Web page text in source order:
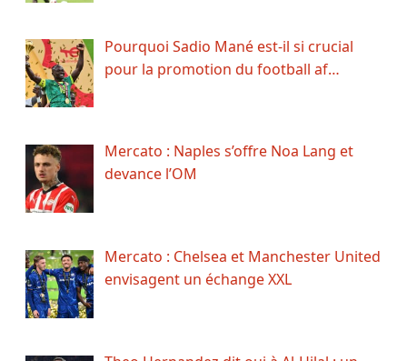
Pourquoi Sadio Mané est-il si crucial
pour la promotion du football af…
Mercato : Naples s’offre Noa Lang et
devance l’OM
Mercato : Chelsea et Manchester United
envisagent un échange XXL